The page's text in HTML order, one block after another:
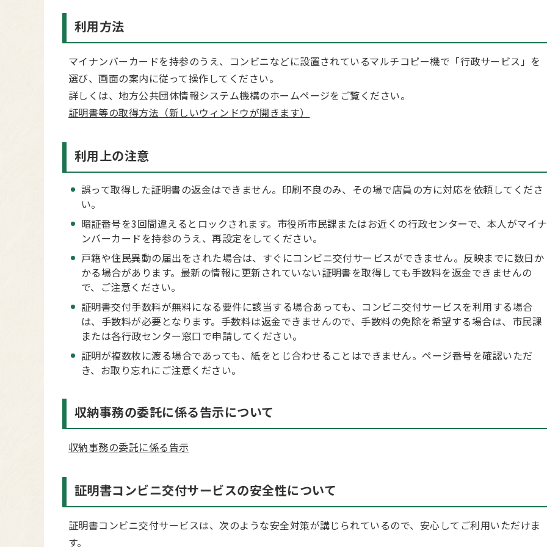
利用方法
マイナンバーカードを持参のうえ、コンビニなどに設置されているマルチコピー機で「行政サービス」を
選び、画面の案内に従って操作してください。
詳しくは、地方公共団体情報システム機構のホームページをご覧ください。
証明書等の取得方法（新しいウィンドウが開きます）
利用上の注意
誤って取得した証明書の返金はできません。印刷不良のみ、その場で店員の方に対応を依頼してくださ
い。
暗証番号を3回間違えるとロックされます。市役所市民課またはお近くの行政センターで、本人がマイナ
ンバーカードを持参のうえ、再設定をしてください。
戸籍や住民異動の届出をされた場合は、すぐにコンビニ交付サービスができません。反映までに数日か
かる場合があります。最新の情報に更新されていない証明書を取得しても手数料を返金できませんの
で、ご注意ください。
証明書交付手数料が無料になる要件に該当する場合あっても、コンビニ交付サービスを利用する場合
は、手数料が必要となります。手数料は返金できませんので、手数料の免除を希望する場合は、市民課
または各行政センター窓口で申請してください。
証明が複数枚に渡る場合であっても、紙をとじ合わせることはできません。ページ番号を確認いただ
き、お取り忘れにご注意ください。
収納事務の委託に係る告示について
収納事務の委託に係る告示
証明書コンビニ交付サービスの安全性について
証明書コンビニ交付サービスは、次のような安全対策が講じられているので、安心してご利用いただけま
す。